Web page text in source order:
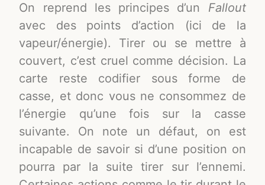
On reprend les principes d’un Fallout
avec des points d’action (ici de la
vapeur/énergie). Tirer ou se mettre à
couvert, c’est cruel comme décision. La
carte reste codifier sous forme de
casse, et donc vous ne consommez de
l’énergie qu’une fois sur la casse
suivante. On note un défaut, on est
incapable de savoir si d’une position on
pourra par la suite tirer sur l’ennemi.